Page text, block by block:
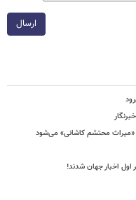
ارسال
«میراث محتشم کاشانی» می‌شود
اول اخبار جهان شدند!